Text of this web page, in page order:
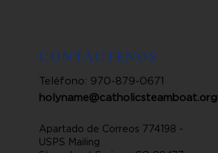
CONTÁCTENOS
Teléfono: 970-879-0671
holyname@catholicsteamboat.org
Apartado de Correos 774198 -
USPS Mailing